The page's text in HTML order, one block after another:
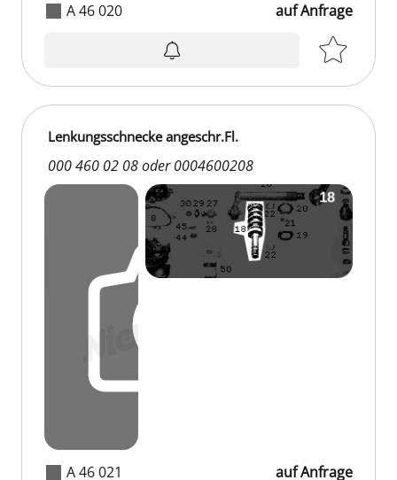
A 46 020 auf Anfrage
A 46 021
Lenkungsschnecke angeschr.Fl.
000 460 02 08 oder 0004600208
auf Anfrage